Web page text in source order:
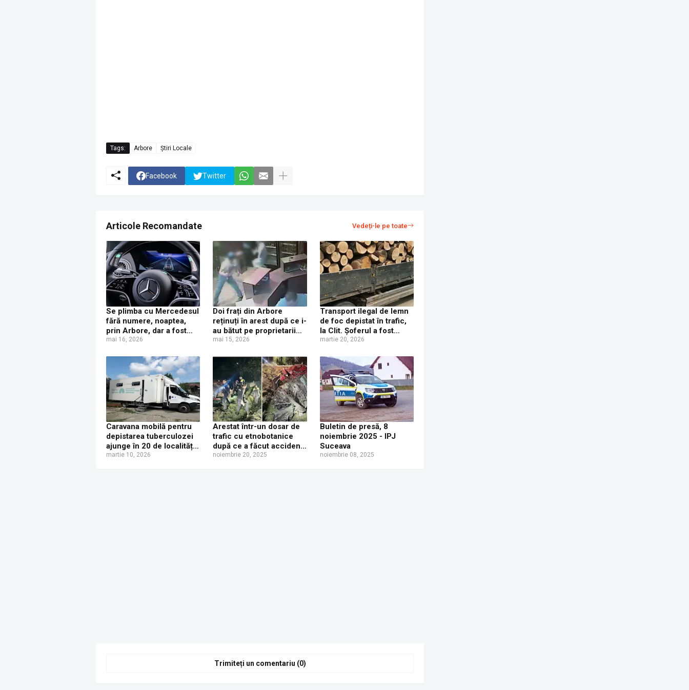
Tags: Arbore Știri Locale
Facebook Twitter
Articole Recomandate Vedeți-le pe toate
Se plimba cu Mercedesul
fără numere, noaptea,
prin Arbore, dar a fost
văzut de polițiști și s-a
mai 16, 2026
Doi frați din Arbore
reținuți în arest după ce i-
au bătut pe proprietarii
unui magazin din
mai 15, 2026
Transport ilegal de lemn
de foc depistat în trafic,
la Clit. Șoferul a fost
amendat și a fost lăsat
de înmatriculare
martie 20, 2026
Caravana mobilă pentru
depistarea tuberculozei
ajunge în 20 de localități
din Suceava, începând cu
martie 10, 2026
Arestat într-un dosar de
trafic cu etnobotanice
după ce a făcut accident
beat și fără permis, în
noiembrie 20, 2025
Buletin de presă, 8
noiembrie 2025 - IPJ
Suceava
noiembrie 08, 2025
Trimiteți un comentariu (0)